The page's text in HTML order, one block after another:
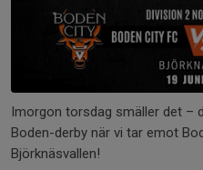
Imorgon torsdag smäller det –
Boden-derby när vi tar emot
Björknäsvallen!